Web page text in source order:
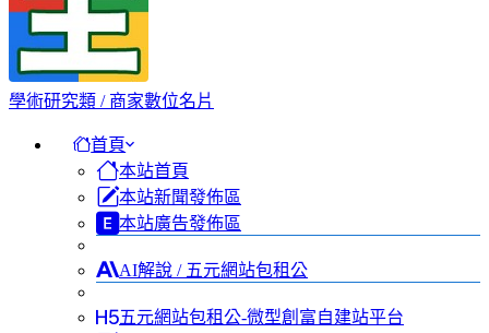
學術研究類 / 商家數位名片
首頁
本站首頁
本站新聞發佈區
本站廣告發佈區
AI解說 / 五元網站包租公
五元網站包租公-微型創富自建站平台